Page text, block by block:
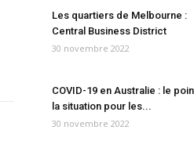
Les quartiers de Melbourne :
Central Business District
30 novembre 2022
COVID-19 en Australie : le
la situation pour les...
30 novembre 2022